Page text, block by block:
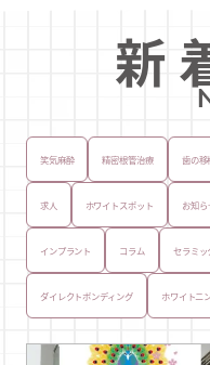
新
笑気麻酔 精密根管治療 歯の移
求人 ホワイトスポット お知ら
インプラント コラム セラミッ
ダイレクトボンディング ホワイトニ